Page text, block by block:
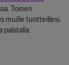
Toinen
muille tuotteillesi,
palstalla.